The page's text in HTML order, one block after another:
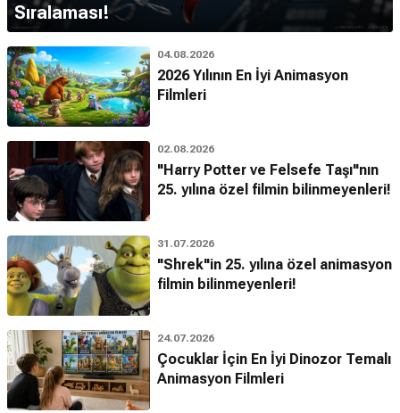
Sıralaması!
04.08.2026
2026 Yılının En İyi Animasyon
Filmleri
02.08.2026
"Harry Potter ve Felsefe Taşı"nın
25. yılına özel filmin bilinmeyenleri!
31.07.2026
"Shrek"in 25. yılına özel animasyon
filmin bilinmeyenleri!
24.07.2026
Çocuklar İçin En İyi Dinozor Temalı
Animasyon Filmleri